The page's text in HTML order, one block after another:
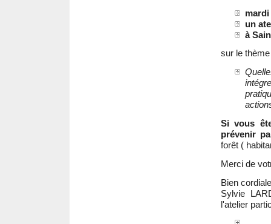
mardi
un
à
sur le
Si vous
prévenir
forêt (
Merci de
Bien
Sylvie
l'atelier